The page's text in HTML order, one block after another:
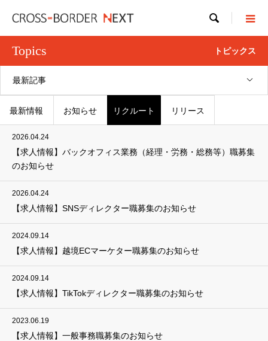

Topics トピックス
最新記事
最新情報 お知らせ リクルート リリース
2026.04.24
【求人情報】バックオフィス業務（経理・労務・総務等）職募集
のお知らせ
2026.04.24
【求人情報】SNSディレクター職募集のお知らせ
2024.09.14
【求人情報】越境ECマーケター職募集のお知らせ
2024.09.14
【求人情報】TikTokディレクター職募集のお知らせ
2023.06.19
【求人情報】一般事務職募集のお知らせ